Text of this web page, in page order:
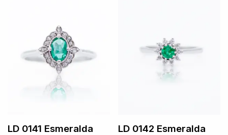
LD 0141 Esmeralda LD 0142 Esmeralda